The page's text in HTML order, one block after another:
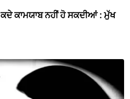
ਕਾਮਯਾਬ ਨਹੀਂ ਹੋ ਸਕਦੀਆਂ : ਮੁੱਖ